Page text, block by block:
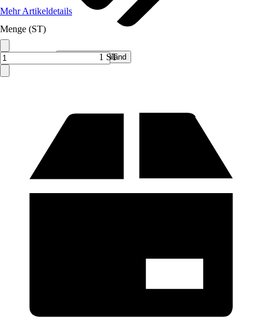
Verkauf durch: Hecht Deutschland
Mehr Artikeldetails
Menge (ST)
1 ST